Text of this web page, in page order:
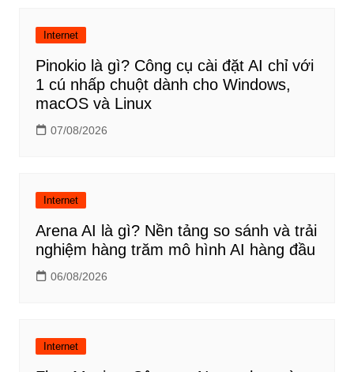
Internet
Pinokio là gì? Công cụ cài đặt AI chỉ với
1 cú nhấp chuột dành cho Windows,
macOS và Linux
07/08/2026
Internet
Arena AI là gì? Nền tảng so sánh và trải
nghiệm hàng trăm mô hình AI hàng đầu
06/08/2026
Internet